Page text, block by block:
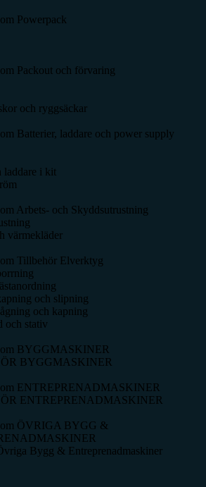
Powerpack
Packout och förvaring
och ryggsäckar
Batterier, laddare och power supply
laddare i kit
Arbets- och Skyddsutrustning
värmekläder
Tillbehör Elverktyg
och slipning
och kapning
och stativ
BYGGMASKINER
BYGGMASKINER
ENTREPRENADMASKINER
ENTREPRENADMASKINER
ÖVRIGA BYGG &
Bygg & Entreprenadmaskiner